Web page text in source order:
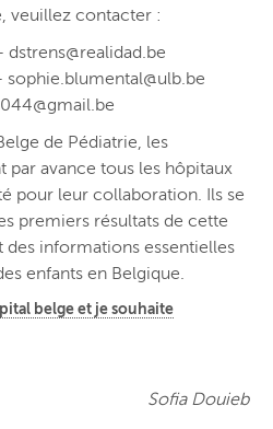
veuillez contacter :
de Pédiatrie, les
par avance tous les hôpitaux
pour leur collaboration. Ils se
premiers résultats de cette
informations essentielles
enfants en Belgique.
belge et je souhaite
Sofia Douieb